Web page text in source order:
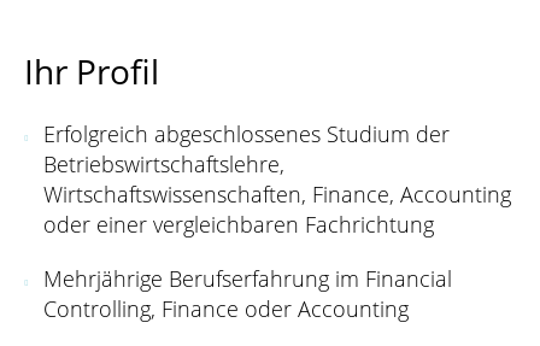
Ihr Profil
Erfolgreich abgeschlossenes Studium der
Betriebswirtschaftslehre,
Wirtschaftswissenschaften, Finance, Accounting
oder einer vergleichbaren Fachrichtung
Mehrjährige Berufserfahrung im Financial
Controlling, Finance oder Accounting